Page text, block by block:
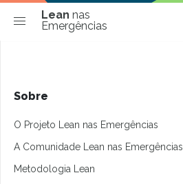
Lean nas
Emergências
Sobre
O Projeto Lean nas Emergências
A Comunidade Lean nas Emergências
Metodologia Lean